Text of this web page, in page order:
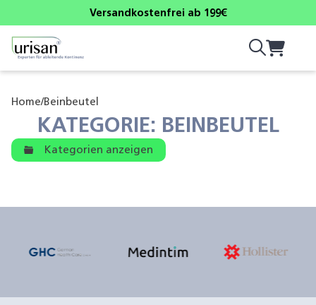
Versandkostenfrei ab 199€
Home/Beinbeutel
KATEGORIE: BEINBEUTEL